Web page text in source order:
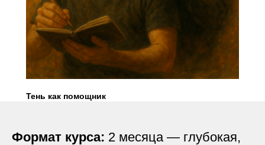
Тень как помощник
Формат курса: 2 месяца — глубокая,